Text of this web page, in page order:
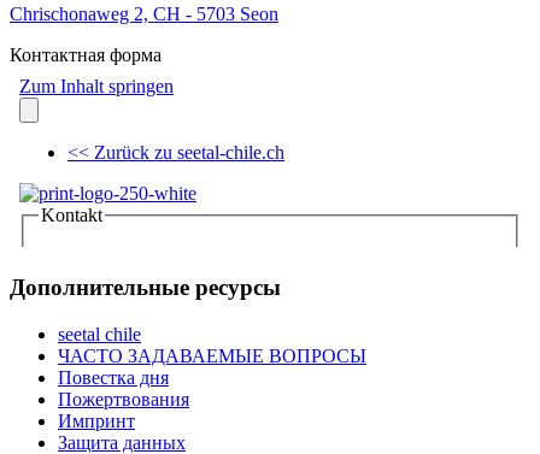
Chrischonaweg 2, CH - 5703 Seon
Контактная форма
Дополнительные ресурсы
seetal chile
ЧАСТО ЗАДАВАЕМЫЕ ВОПРОСЫ
Повестка дня
Пожертвования
Импринт
Защита данных